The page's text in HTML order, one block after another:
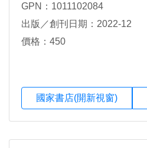
GPN：1011102084
出版／創刊日期：2022-12
價格：450
國家書店(開新視窗)